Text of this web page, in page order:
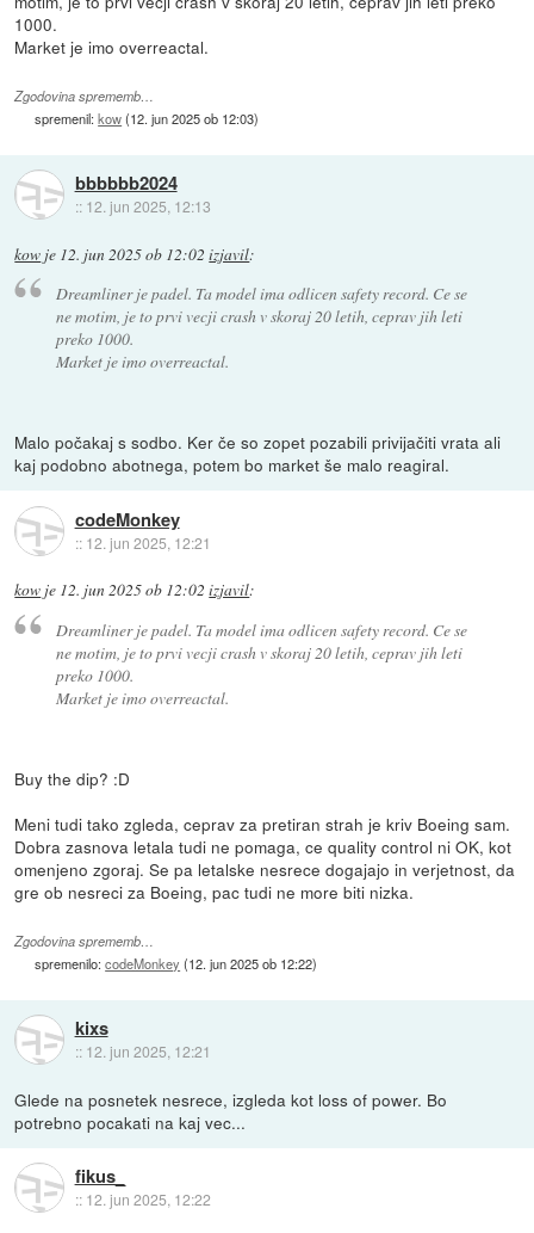
1000.
Market je imo overreactal.
Zgodovina sprememb…
spremenil:kow(12. jun 2025 ob 12:03)
bbbbbb2024
:: 12. jun 2025, 12:13
kow je 12. jun 2025 ob 12:02 izjavil:
Dreamliner je padel. Ta model ima odlicen safety record. Ce se
ne motim, je to prvi vecji crash v skoraj 20 letih, ceprav jih leti
preko 1000.
Market je imo overreactal.
Malo počakaj s sodbo. Ker če so zopet pozabili privijačiti vrata ali
kaj podobno abotnega, potem bo market še malo reagiral.
codeMonkey
:: 12. jun 2025, 12:21
kow je 12. jun 2025 ob 12:02 izjavil:
Dreamliner je padel. Ta model ima odlicen safety record. Ce se
ne motim, je to prvi vecji crash v skoraj 20 letih, ceprav jih leti
preko 1000.
Market je imo overreactal.
Buy the dip? :D
Meni tudi tako zgleda, ceprav za pretiran strah je kriv Boeing sam.
Dobra zasnova letala tudi ne pomaga, ce quality control ni OK, kot
omenjeno zgoraj. Se pa letalske nesrece dogajajo in verjetnost, da
gre ob nesreci za Boeing, pac tudi ne more biti nizka.
Zgodovina sprememb…
spremenilo:codeMonkey (12. jun 2025 ob 12:22)
kixs
:: 12. jun 2025, 12:21
Glede na posnetek nesrece, izgleda kot loss of power. Bo
potrebno pocakati na kaj vec...
fikus_
:: 12. jun 2025, 12:22